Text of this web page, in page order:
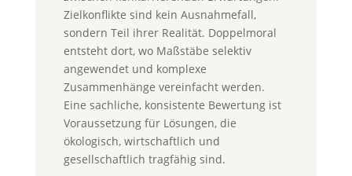
Zielkonflikte sind kein Ausnahmefall,
sondern Teil ihrer Realität. Doppelmoral
entsteht dort, wo Maßstäbe selektiv
angewendet und komplexe
Zusammenhänge vereinfacht werden.
Eine sachliche, konsistente Bewertung ist
Voraussetzung für Lösungen, die
ökologisch, wirtschaftlich und
gesellschaftlich tragfähig sind.